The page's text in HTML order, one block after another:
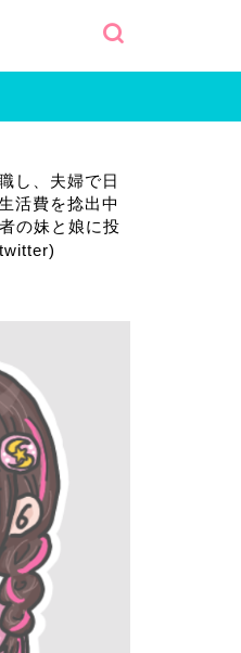
し、夫婦で日
活費を捻出中
の妹と娘に投